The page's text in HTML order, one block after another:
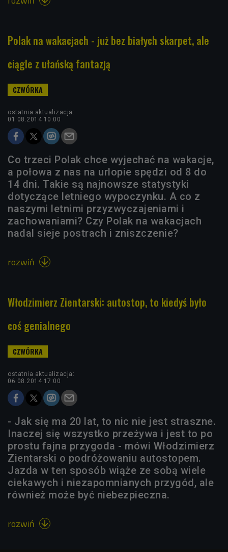
Polak na wakacjach - już bez białych skarpet, ale
ciągle z ułańską fantazją
ostatnia aktualizacja:
01.08.2014 10:00
Co trzeci Polak chce wyjechać na wakacje,
a połowa z nas na urlopie spędzi od 8 do
14 dni. Takie są najnowsze statystyki
dotyczące letniego wypoczynku. A co z
naszymi letnimi przyzwyczajeniami i
zachowaniami? Czy Polak na wakacjach
nadal sieje postrach i zniszczenie?
rozwiń 
Włodzimierz Zientarski: autostop, to kiedyś było
coś genialnego
ostatnia aktualizacja:
06.08.2014 17:00
- Jak się ma 20 lat, to nic nie jest straszne.
Inaczej się wszystko przeżywa i jest to po
prostu fajna przygoda - mówi Włodzimierz
Zientarski o podróżowaniu autostopem.
Jazda w ten sposób wiąże ze sobą wiele
ciekawych i niezapomnianych przygód, ale
również może być niebezpieczna.
rozwiń 